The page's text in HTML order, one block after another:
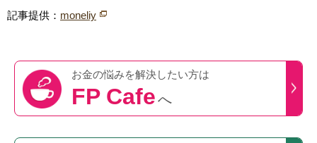
記事提供： moneliy
お金の悩みを解決したい方は
FP Cafeへ